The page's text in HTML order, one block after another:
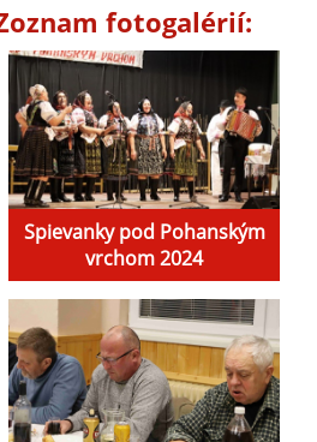
fotogalérií:
Spievanky pod Pohanským
vrchom 2024